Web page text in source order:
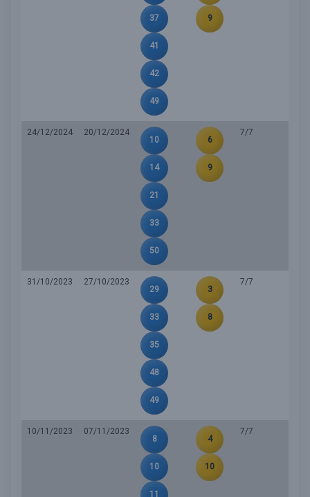
37
41
42
49
9
24/12/2024
20/12/2024
10
14
21
33
50
6
9
7/7
31/10/2023
27/10/2023
29
33
35
48
49
3
8
7/7
10/11/2023
07/11/2023
8
10
11
4
10
7/7